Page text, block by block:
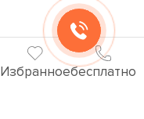
Избранноебесплатно